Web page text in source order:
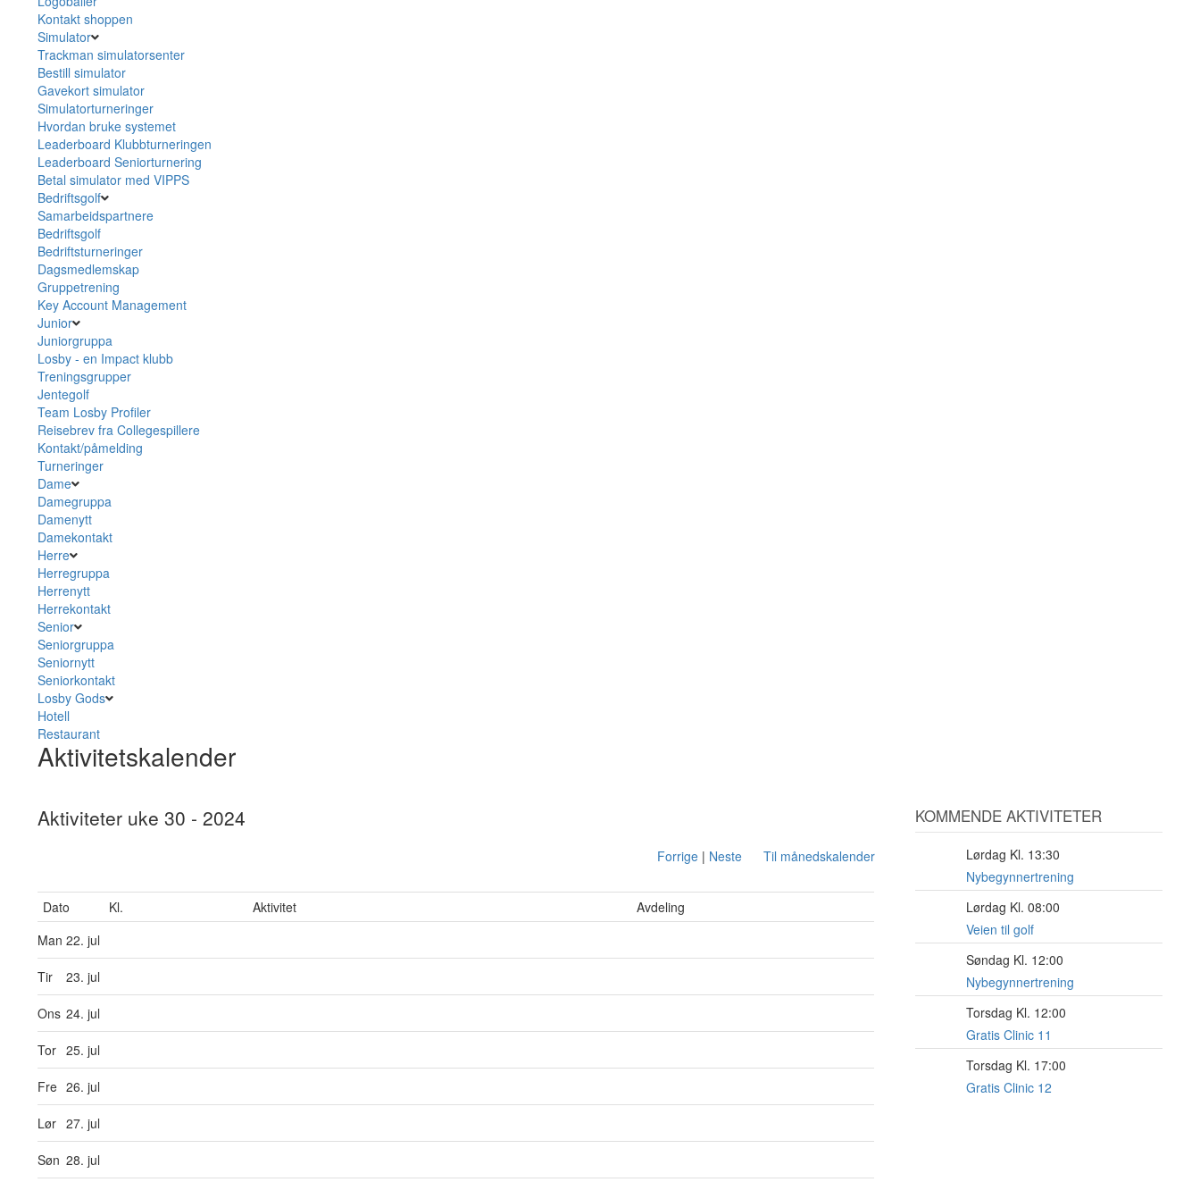
Kontakt shoppen
Simulator
Trackman simulatorsenter
Bestill simulator
Gavekort simulator
Simulatorturneringer
Hvordan bruke systemet
Leaderboard Klubbturneringen
Leaderboard Seniorturnering
Betal simulator med VIPPS
Bedriftsgolf
Samarbeidspartnere
Bedriftsgolf
Bedriftsturneringer
Dagsmedlemskap
Gruppetrening
Key Account Management
Junior
Juniorgruppa
Losby - en Impact klubb
Treningsgrupper
Jentegolf
Team Losby Profiler
Reisebrev fra Collegespillere
Kontakt/påmelding
Turneringer
Dame
Damegruppa
Damenytt
Damekontakt
Herre
Herregruppa
Herrenytt
Herrekontakt
Senior
Seniorgruppa
Seniornytt
Seniorkontakt
Losby Gods
Hotell
Restaurant
Aktivitetskalender
Aktiviteter uke 30 - 2024
Forrige| Neste Til månedskalender
Dato Kl. Aktivitet
Avdeling
Man 22. jul
Tir 23. jul
Ons 24. jul
Tor 25. jul
Fre 26. jul
Lør 27. jul
Søn 28. jul
KOMMENDE AKTIVITETER
Lørdag Kl. 13:30
Nybegynnertrening
Lørdag Kl. 08:00
Veien til golf
Søndag Kl. 12:00
Nybegynnertrening
Torsdag Kl. 12:00
Gratis Clinic 11
Torsdag Kl. 17:00
Gratis Clinic 12